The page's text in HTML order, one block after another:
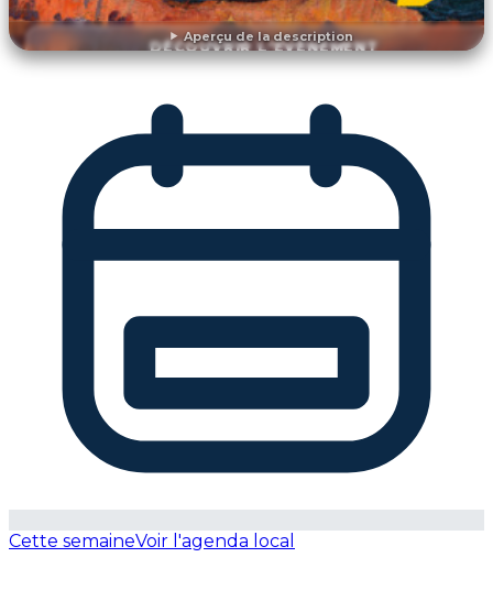
Aperçu de la description
DÉCOUVRIR L'ÉVÉNEMENT
Cette semaineVoir l'agenda local